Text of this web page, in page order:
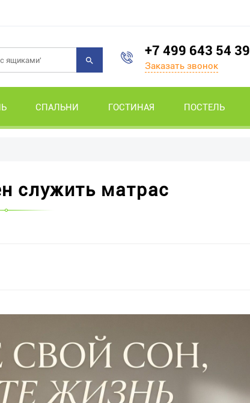
+7 499 643 54 39
Заказать звонок
СПАЛЬНИ ГОСТИНАЯ ПОСТЕЛЬ
служить матрас